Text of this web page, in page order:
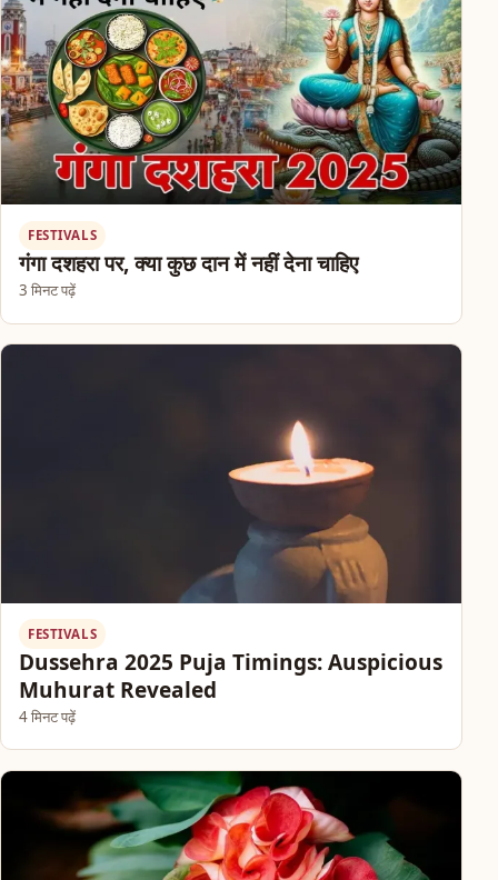
FESTIVALS
गंगा दशहरा पर, क्या कुछ दान में नहीं देना चाहिए
3 मिनट पढ़ें
FESTIVALS
Dussehra 2025 Puja Timings: Auspicious
Muhurat Revealed
4 मिनट पढ़ें